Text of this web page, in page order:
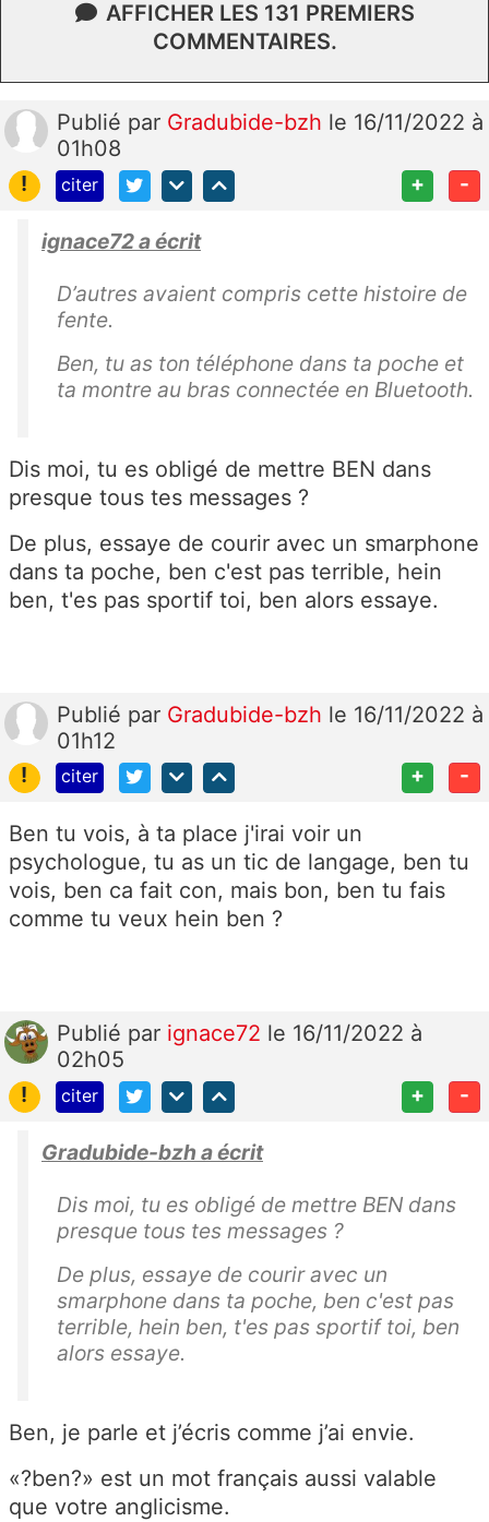
AFFICHER LES 131 PREMIERS
COMMENTAIRES.
Publié par Gradubide-bzh le 16/11/2022 à
01h08
!
citer + -
ignace72 a écrit
D’autres avaient compris cette histoire de
fente.
Ben, tu as ton téléphone dans ta poche et
ta montre au bras connectée en Bluetooth.
Dis moi, tu es obligé de mettre BEN dans
presque tous tes messages ?
De plus, essaye de courir avec un smarphone
dans ta poche, ben c'est pas terrible, hein
ben, t'es pas sportif toi, ben alors essaye.
Publié par Gradubide-bzh le 16/11/2022 à
01h12
!
citer + -
Ben tu vois, à ta place j'irai voir un
psychologue, tu as un tic de langage, ben tu
vois, ben ca fait con, mais bon, ben tu fais
comme tu veux hein ben ?
Publié par ignace72 le 16/11/2022 à
02h05
!
citer + -
Gradubide-bzh a écrit
Dis moi, tu es obligé de mettre BEN dans
presque tous tes messages ?
De plus, essaye de courir avec un
smarphone dans ta poche, ben c'est pas
terrible, hein ben, t'es pas sportif toi, ben
alors essaye.
Ben, je parle et j’écris comme j’ai envie.
«?ben?» est un mot français aussi valable
que votre anglicisme.